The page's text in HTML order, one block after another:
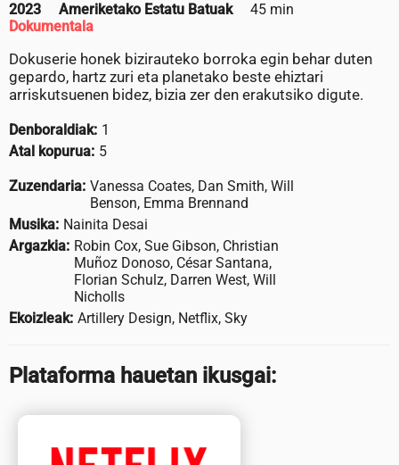
2023 Ameriketako Estatu Batuak
45 min
Dokumentala
Dokuserie honek bizirauteko borroka egin behar duten
gepardo, hartz zuri eta planetako beste ehiztari
arriskutsuenen bidez, bizia zer den erakutsiko digute.
Denboraldiak: 1
Atal kopurua: 5
Zuzendaria: Vanessa Coates, Dan Smith, Will
Benson, Emma Brennand
Musika: Nainita Desai
Argazkia: Robin Cox, Sue Gibson, Christian
Muñoz Donoso, César Santana,
Florian Schulz, Darren West, Will
Nicholls
Ekoizleak: Artillery Design, Netflix, Sky
Plataforma hauetan ikusgai: